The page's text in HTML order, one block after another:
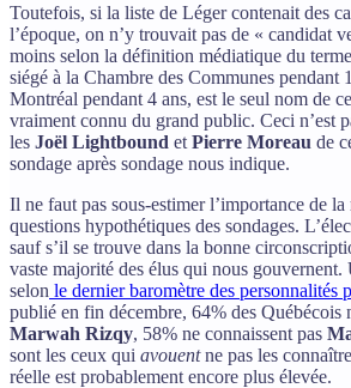
Toutefois, si la liste de Léger contenait des
l’époque, on n’y trouvait pas de « candidat
moins selon la définition médiatique du
siégé à la Chambre des Communes pendant
Montréal pendant 4 ans, est le seul nom de
vraiment connu du grand public. Ceci n’est
les Joël Lightbound et Pierre Moreau de
sondage après sondage nous indique.
Il ne faut pas sous-estimer l’importance de
questions hypothétiques des sondages.
sauf s’il se trouve dans la bonne
vaste majorité des élus qui nous gouvernent.
selon le dernier baromètre des personnalités
publié en fin décembre, 64% des Québécois
Marwah Rizqy, 58% ne connaissent pas
sont les ceux qui avouentne pas les
réelle est probablement encore plus élevée.